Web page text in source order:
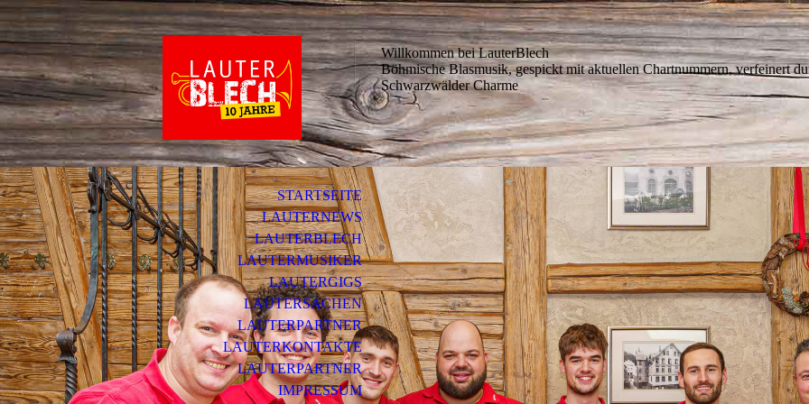
Willkommen bei LauterBlech
Böhmische Blasmusik, gespickt mit aktuellen Chartnummern, verfeinert
Schwarzwälder Charme
STARTSEITE
LAUTERNEWS
LAUTERBLECH
LAUTERMUSIKER
LAUTERGIGS
LAUTERSACHEN
LAUTERPARTNER
LAUTERKONTAKTE
LAUTERPARTNER
IMPRESSUM